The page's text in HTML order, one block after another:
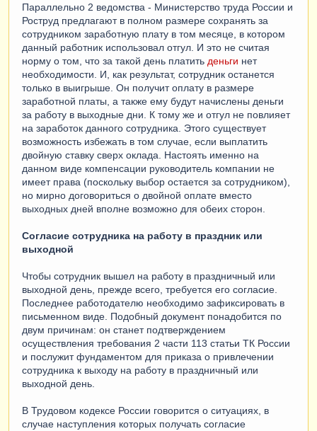
Параллельно 2 ведомства - Министерство труда России и
Роструд предлагают в полном размере сохранять за
сотрудником заработную плату в том месяце, в котором
данный работник использовал отгул. И это не считая
норму о том, что за такой день платить деньги нет
необходимости. И, как результат, сотрудник останется
только в выигрыше. Он получит оплату в размере
заработной платы, а также ему будут начислены деньги
за работу в выходные дни. К тому же и отгул не повлияет
на заработок данного сотрудника. Этого существует
возможность избежать в том случае, если выплатить
двойную ставку сверх оклада. Настоять именно на
данном виде компенсации руководитель компании не
имеет права (поскольку выбор остается за сотрудником),
но мирно договориться о двойной оплате вместо
выходных дней вполне возможно для обеих сторон.
Согласие сотрудника на работу в праздник или
выходной
Чтобы сотрудник вышел на работу в праздничный или
выходной день, прежде всего, требуется его согласие.
Последнее работодателю необходимо зафиксировать в
письменном виде. Подобный документ понадобится по
двум причинам: он станет подтверждением
осуществления требования 2 части 113 статьи ТК России
и послужит фундаментом для приказа о привлечении
сотрудника к выходу на работу в праздничный или
выходной день.
В Трудовом кодексе России говорится о ситуациях, в
случае наступления которых получать согласие